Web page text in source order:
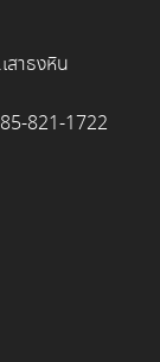
าธงหิน
821-1722